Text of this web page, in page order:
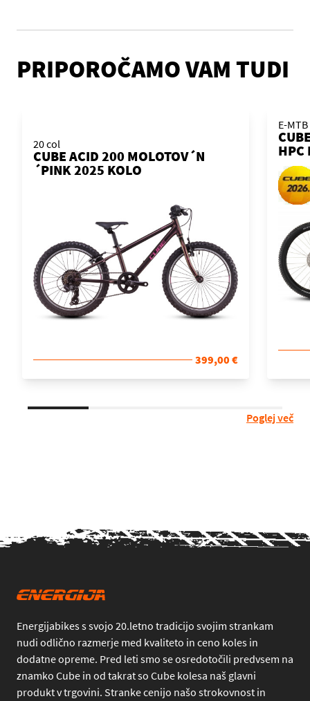
PRIPOROČAMO VAM TUDI
20 col
CUBE ACID 200 MOLOTOV´N
´PINK 2025 KOLO
399,00 €
E-
HPC
Poglej več
Energijabikes s svojo 20.letno tradicijo svojim strankam
nudi odlično razmerje med kvaliteto in ceno koles in
dodatne opreme. Pred leti smo se osredotočili predvsem na
znamko Cube in od takrat so Cube kolesa naš glavni
produkt v trgovini. Stranke cenijo našo strokovnost in